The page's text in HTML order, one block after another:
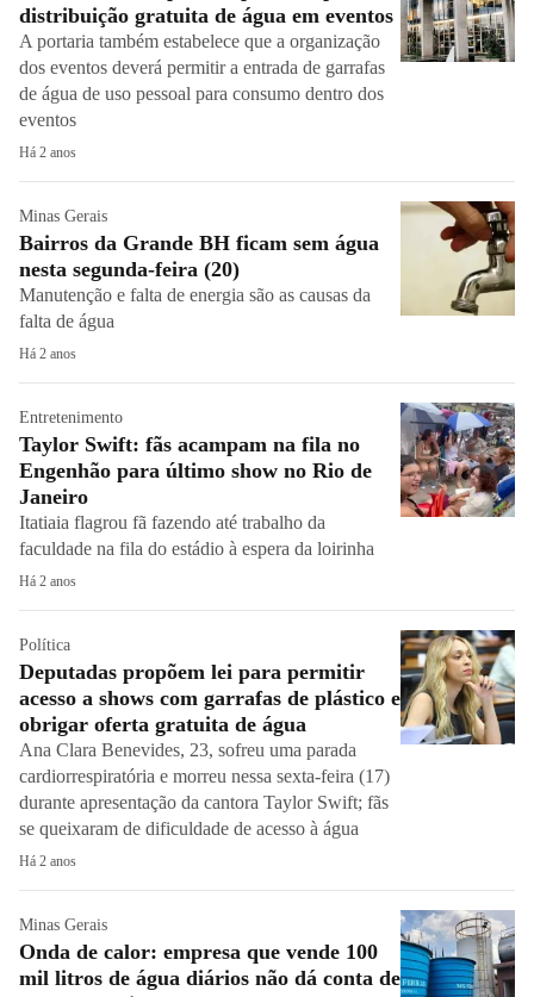
distribuição gratuita de água em eventos
A portaria também estabelece que a organização
dos eventos deverá permitir a entrada de garrafas
de água de uso pessoal para consumo dentro dos
eventos
Há 2 anos
Minas Gerais
Bairros da Grande BH ficam sem água
nesta segunda-feira (20)
Manutenção e falta de energia são as causas da
falta de água
Há 2 anos
Entretenimento
Taylor Swift: fãs acampam na fila no
Engenhão para último show no Rio de
Janeiro
Itatiaia flagrou fã fazendo até trabalho da
faculdade na fila do estádio à espera da loirinha
Há 2 anos
Política
Deputadas propõem lei para permitir
acesso a shows com garrafas de plástico e
obrigar oferta gratuita de água
Ana Clara Benevides, 23, sofreu uma parada
cardiorrespiratória e morreu nessa sexta-feira (17)
durante apresentação da cantora Taylor Swift; fãs
se queixaram de dificuldade de acesso à água
Há 2 anos
Minas Gerais
Onda de calor: empresa que vende 100
mil litros de água diários não dá conta de